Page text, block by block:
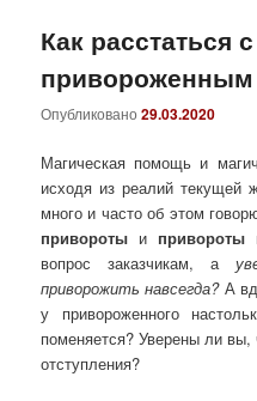
Как расстаться с
Опубликовано29.03.2020
Магическая помощь и
исходя из реалий текущей
много и часто об этом
привороты и
вопрос заказчикам, а
приворожить навсегда?А
у привороженного
поменяется? Уверены ли
отступления?